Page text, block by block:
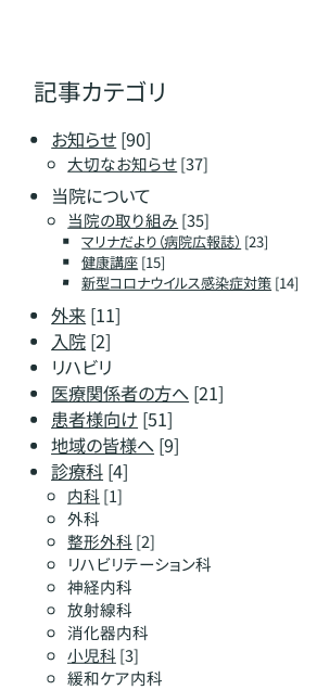
記事カテゴリ
お知らせ [90]
大切なお知らせ[37]
当院について
当院の取り組み [35]
マリナだより（病院広報誌） [23]
健康講座[15]
新型コロナウイルス感染症対策[14]
外来[11]
入院[2]
リハビリ
医療関係者の方へ[21]
患者様向け [51]
地域の皆様へ[9]
診療科[4]
内科 [1]
外科
整形外科 [2]
リハビリテーション科
神経内科
放射線科
消化器内科
小児科 [3]
緩和ケア内科